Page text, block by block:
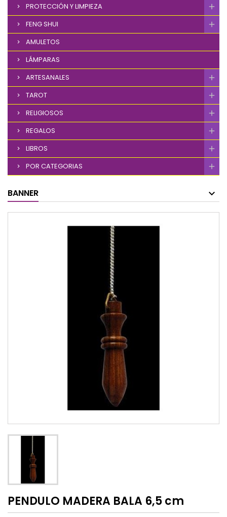
PROTECCIÓN Y LIMPIEZA
FENG SHUI
AMULETOS
LÁMPARAS
ARTESANALES
TAROT
RELIGIOSOS
REGALOS
LIBROS
POR CATEGORIAS
BANNER
PENDULO MADERA BALA 6,5 cm